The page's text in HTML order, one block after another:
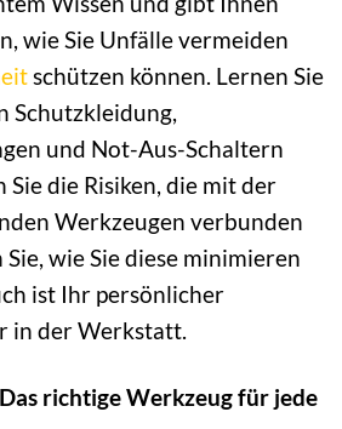
wie Sie Unfälle vermeiden
schützen können. Lernen Sie
Schutzkleidung,
und Not-Aus-Schaltern
Sie die Risiken, die mit der
Werkzeugen verbunden
wie Sie diese minimieren
ist Ihr persönlicher
in der Werkstatt.
richtige Werkzeug für jede